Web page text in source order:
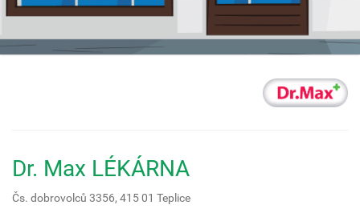
Dr. Max LÉKÁRNA
Čs. dobrovolců 3356, 415 01 Teplice